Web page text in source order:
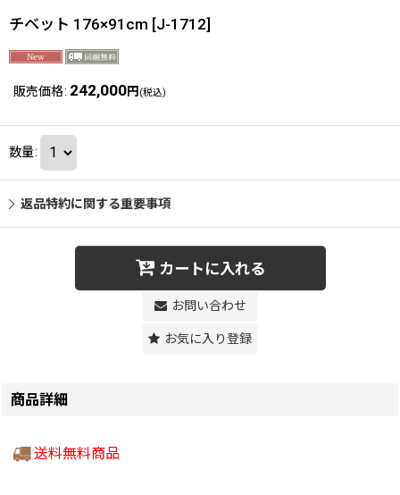
チベット 176×91cm [J-1712]
販売価格: 242,000円 (税込)
数量:
返品特約に関する重要事項
カートに入れる
お問い合わせ
お気に入り登録
商品詳細
送料無料商品